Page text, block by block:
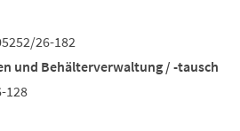
26-182
und Behälterverwaltung / -tausch
128